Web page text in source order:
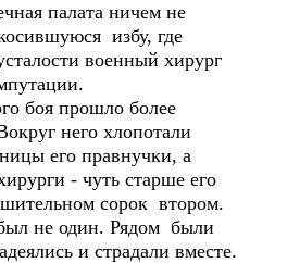
палата ничем не
избу, где
военный хирург
боя прошло более
него хлопотали
его правнучки, а
- чуть старше его
сорок втором.
не один. Рядом были
и страдали вместе.